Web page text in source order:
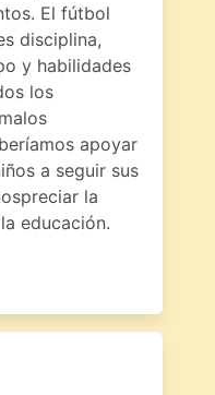
El fútbol
disciplina,
y habilidades
los
apoyar
a seguir sus
la
educación.